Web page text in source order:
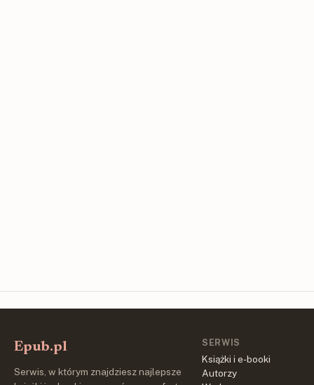
Epub.pl
Serwis, w którym znajdziesz najlepsze
SERWIS
Książki i e-booki
Autorzy